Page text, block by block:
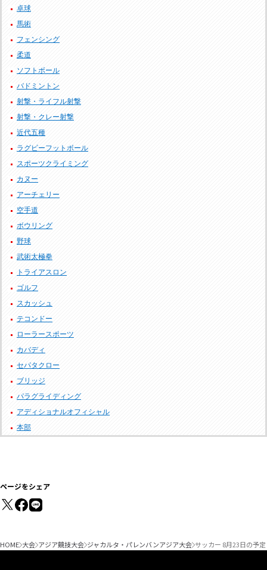
卓球
馬術
フェンシング
柔道
ソフトボール
バドミントン
射撃・ライフル射撃
射撃・クレー射撃
近代五種
ラグビーフットボール
スポーツクライミング
カヌー
アーチェリー
空手道
ボウリング
野球
武術太極拳
トライアスロン
ゴルフ
スカッシュ
テコンドー
ローラースポーツ
カバディ
セパタクロー
ブリッジ
パラグライディング
アディショナルオフィシャル
本部
ページをシェア
HOME 大会 アジア競技大会 ジャカルタ・パレンバンアジア大会 サッカー 8月23日の予定